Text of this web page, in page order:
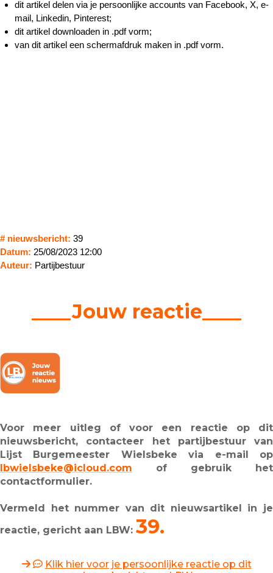
dit artikel delen via je persoonlijke accounts van Facebook, X, e-
mail, Linkedin, Pinterest;
dit artikel downloaden in .pdf vorm;
van dit artikel een schermafdruk maken in .pdf vorm.
# nieuwsbericht: 39
Datum: 25/08/2023 12:00
Auteur: Partijbestuur
____Jouw reactie____
Voor meer uitleg of voor een reactie op dit
nieuwsbericht, contacteer het partijbestuur van
Lijst Burgemeester Wielsbeke via e-mail op
lbwielsbeke@icloud.com
of gebruik het
contactformulier.
Vermeld het nummer van dit nieuwsartikel in je
reactie, gericht aan LBW: 39.
Klik hier voor je persoonlijke reactie op dit